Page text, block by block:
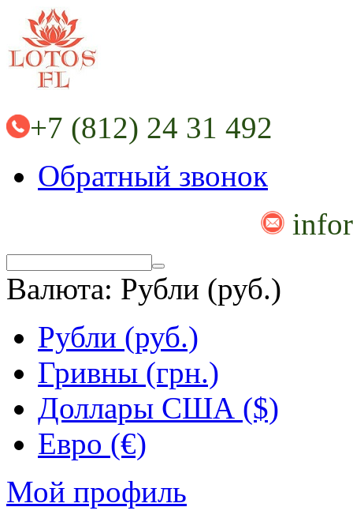
+7 (812) 24 31 492
Обратный звонок
Валюта: Рубли (руб.)
Рубли (руб.)
Гривны (грн.)
Доллары США ($)
Евро (€)
Мой профиль